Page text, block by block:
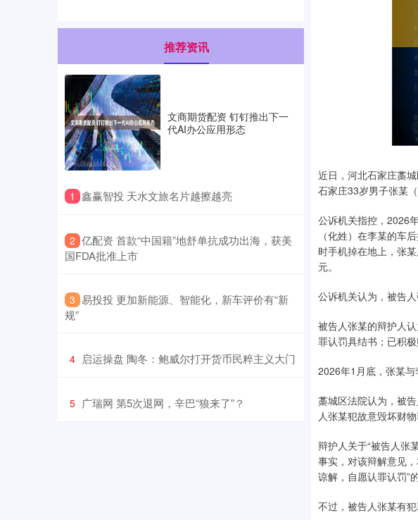
近日，河北石家庄藁
石家庄33岁男子张某
公诉机关指控，2026
（化姓）在李某的车
时手机掉在地上，张
元。
公诉机关认为，被告
被告人张某的辩护人
罪认罚具结书；已积
2026年1月底，张某与
藁城区法院认为，被
人张某犯故意毁坏财
辩护人关于“被告人张
事实，对该辩解意见
谅解，自愿认罪认罚”
不过，被告人张某有
推荐资讯
文商期货配资 钉钉推出下一
代AI办公应用形态
1 ​鑫赢智投 天水文旅名片越擦越亮
2 ​亿配资 首款“中国籍”地舒单抗成功出海，获美
国FDA批准上市
3 ​易投投 更加新能源、智能化，新车评价有“新
规”
4 ​启运操盘 陶冬：鲍威尔打开货币民粹主义大门
5 ​广瑞网 第5次退网，辛巴“狼来了”？